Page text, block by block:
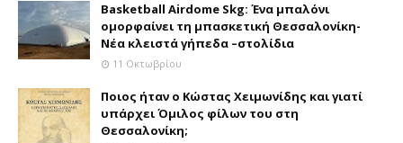
Basketball Airdome Skg: Ένα μπαλόνι
ομορφαίνει τη μπασκετική Θεσσαλονίκη-
Νέα κλειστά γήπεδα –στολίδια
11 Οκτωβρίου
Ποιος ήταν ο Κώστας Χειμωνίδης και γιατί
υπάρχει Όμιλος φίλων του στη
Θεσσαλονίκη;